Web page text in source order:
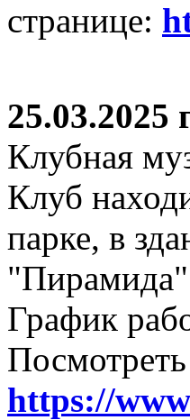
странице:
25.03.2025
Клубная
Клуб
парке, в
"Пирамида"
График
https://